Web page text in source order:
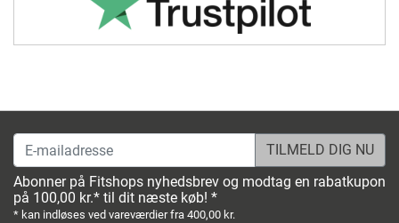
E-mailadresse
Abonner på Fitshops nyhedsbrev og modtag en rabatkupon
på 100,00 kr.* til dit næste køb! *
* kan indløses ved vareværdier fra 400,00 kr.